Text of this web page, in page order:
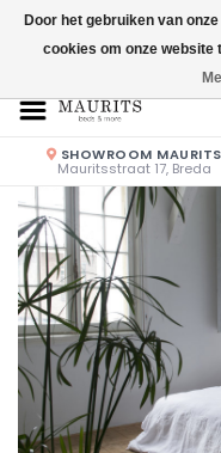
Openingstijden: Vrijdag &
SHOWROOM MAURITS
Mauritsstraat 17, Breda
Door het gebruiken van
cookies om onze website